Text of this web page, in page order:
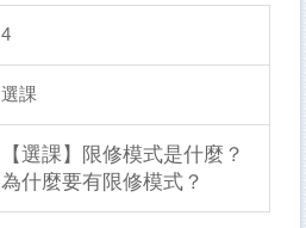
4
選課
【選課】限修模式是什麼？
為什麼要有限修模式？